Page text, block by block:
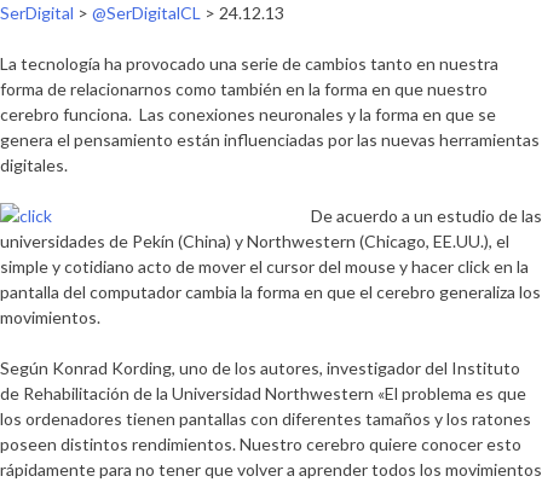
SerDigital > @SerDigitalCL > 24.12.13
La tecnología ha provocado una serie de cambios tanto en nuestra
forma de relacionarnos como también en la forma en que nuestro
cerebro funciona. Las conexiones neuronales y la forma en que se
genera el pensamiento están influenciadas por las nuevas herramientas
digitales.
De acuerdo a un estudio de las
universidades de Pekín (China) y Northwestern (Chicago, EE.UU.), el
simple y cotidiano acto de mover el cursor del mouse y hacer click en la
pantalla del computador cambia la forma en que el cerebro generaliza los
movimientos.
Según Konrad Kording, uno de los autores, investigador del Instituto
de Rehabilitación de la Universidad Northwestern «El problema es que
los ordenadores tienen pantallas con diferentes tamaños y los ratones
poseen distintos rendimientos. Nuestro cerebro quiere conocer esto
rápidamente para no tener que volver a aprender todos los movimientos